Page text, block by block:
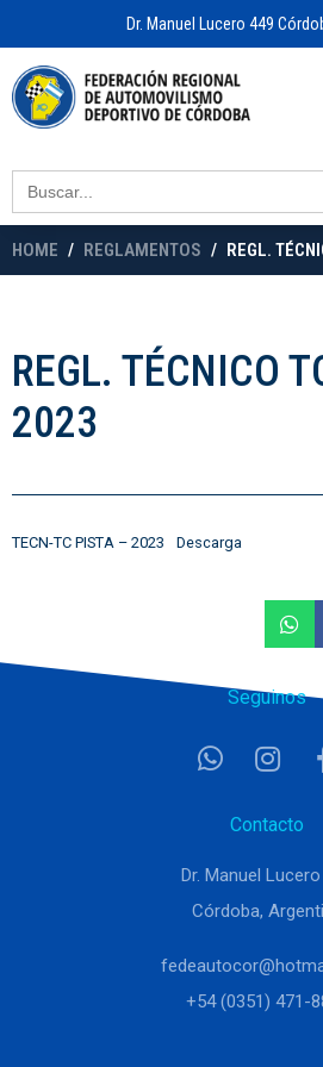
Dr. Manuel Lucero 449
Search
for:
HOME REGLAMENTOS REGL.
REGL. TÉCNICO
2023
TECN-TC PISTA – 2023 Descarga
Seguinos
Contacto
Dr. Manuel
Córdoba,
+54 (0351) 471-